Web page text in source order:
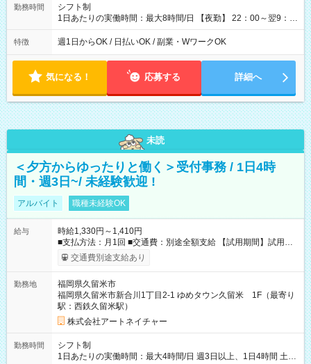
勤務時間
シフト制
1日あたりの実働時間：最大8時間/日 【夜勤】 22：00～翌9：
00 ※週1日～OK ／ 夜勤専従 ＊＊ 勤務時間例 ＊＊ ■22時か
ら翌7時 ■23時から翌8時 ■24時から翌9時 など ※上記の時間
ます。 ※曜日固定（毎週同じ曜日での勤務となります）
特徴 週1日からOK / 日払いOK / 副業・WワークOK
気になる！ 応募する 詳細へ
未読
＜夕方からゆったりと働く＞受付事務 / 1日4時
間・週3日~/ 未経験歓迎 !
アルバイト 職種未経験OK
給与
時給1,330円～1,410円
■支払方法：月1回 ■交通費：別途全額支給 【試用期間】試用期
間あり 試用期間の長さ：6ヶ月 雇用形態、給与は本採用時と同
じです。
交通費別途支給あり
勤務地
福岡県久留米市
福岡県久留米市新合川1丁目2-1 ゆめタウン久留米 1F（最寄り
駅：西鉄久留米駅）
株式会社アートネイチャー
勤務時間
シフト制
1日あたりの実働時間：最大4時間/日 週3日以上、1日4時間 土曜